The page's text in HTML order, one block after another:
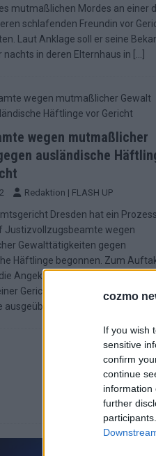
cozmo
If you wish
sensitive
confirm
continue
information
further
mutmaßlichen Mordes an einer
schlafenden Freundin vor
Laut Anklage soll er seine
nachts in deren Elternhaus in
wegen mutmaßlicher
ausländische
Redaktion | FLASH UP
Dresden hat ein Prozess
Justizvollzugsbeamte wegen
Gewalttätigkeiten gegen
Häftlinge begonnen. Zum
Angeklagten am Freitag nach
Gerichtssprecherin, Gewalt
ausgeübt zu haben. Die